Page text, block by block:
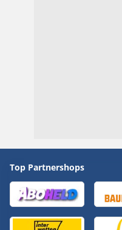
Top Partnershops